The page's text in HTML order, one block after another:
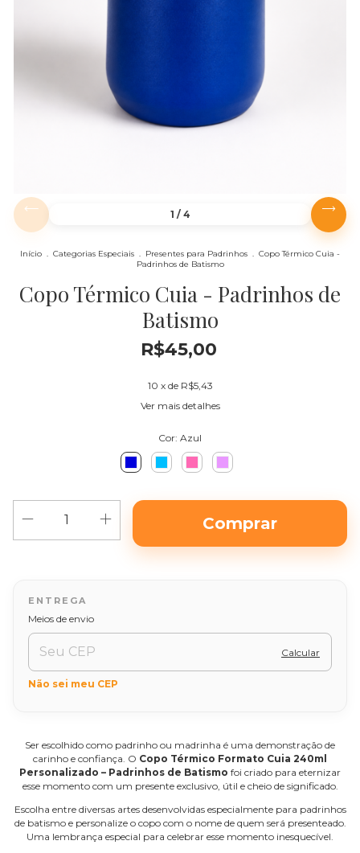
1 / 4
Início . Categorias Especiais . Presentes para Padrinhos . Copo Térmico Cuia -
Padrinhos de Batismo
Copo Térmico Cuia - Padrinhos de
Batismo
R$45,00
10 x de R$5,43
Ver mais detalhes
Cor: Azul
Entregas para o CEP:
Meios de envio
Calcular
Não sei meu CEP
Ser escolhido como padrinho ou madrinha é uma demonstração de
carinho e confiança. O Copo Térmico Formato Cuia 240ml
Personalizado – Padrinhos de Batismo foi criado para eternizar
esse momento com um presente exclusivo, útil e cheio de significado.
Escolha entre diversas artes desenvolvidas especialmente para padrinhos
de batismo e personalize o copo com o nome de quem será presenteado.
Uma lembrança especial para celebrar esse momento inesquecível.